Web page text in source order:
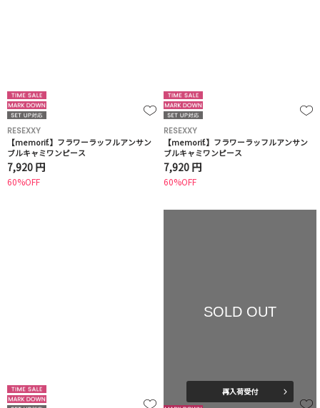
RESEXXY
【memorif.】フラワーラッフルアンサン
ブルキャミワンピース
7,920 円
60%OFF
RESEXXY
【memorif.】フラワーラッフルアンサン
ブルキャミワンピース
7,920 円
60%OFF
SOLD OUT
再入荷受付